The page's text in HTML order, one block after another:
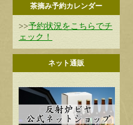
茶摘み予約カレンダー
>>予約状況をこちらでチ
ェック！
ネット通販